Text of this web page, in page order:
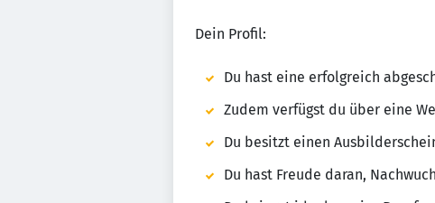
Dein Profil:
Du hast eine erfolgreich
Zudem verfügst du über eine
Du besitzt einen
Du hast Freude daran,